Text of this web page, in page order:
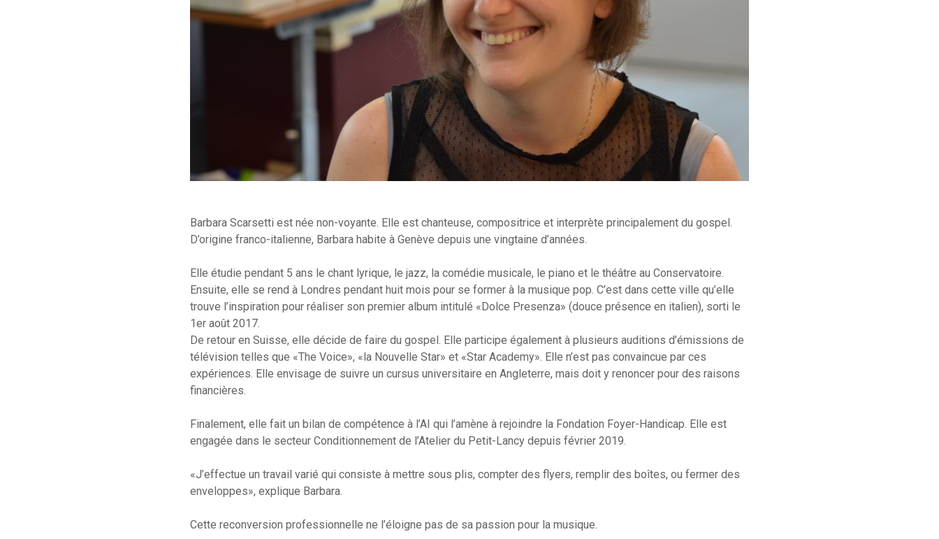
Barbara Scarsetti est née non-voyante. Elle est chanteuse, compositrice et interprète principalement du gospel.
D’origine franco-italienne, Barbara habite à Genève depuis une vingtaine d’années.
Elle étudie pendant 5 ans le chant lyrique, le jazz, la comédie musicale, le piano et le théâtre au Conservatoire.
Ensuite, elle se rend à Londres pendant huit mois pour se former à la musique pop. C’est dans cette ville qu’elle
trouve l’inspiration pour réaliser son premier album intitulé «Dolce Presenza» (douce présence en italien), sorti le
1er août 2017.
De retour en Suisse, elle décide de faire du gospel. Elle participe également à plusieurs auditions d’émissions de
télévision telles que «The Voice», «la Nouvelle Star» et «Star Academy». Elle n’est pas convaincue par ces
expériences. Elle envisage de suivre un cursus universitaire en Angleterre, mais doit y renoncer pour des raisons
financières.
Finalement, elle fait un bilan de compétence à l’AI qui l’amène à rejoindre la Fondation Foyer-Handicap. Elle est
engagée dans le secteur Conditionnement de l’Atelier du Petit-Lancy depuis février 2019.
«J’effectue un travail varié qui consiste à mettre sous plis, compter des flyers, remplir des boîtes, ou fermer des
enveloppes», explique Barbara.
Cette reconversion professionnelle ne l’éloigne pas de sa passion pour la musique.